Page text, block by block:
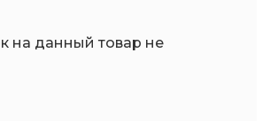
на данный товар не